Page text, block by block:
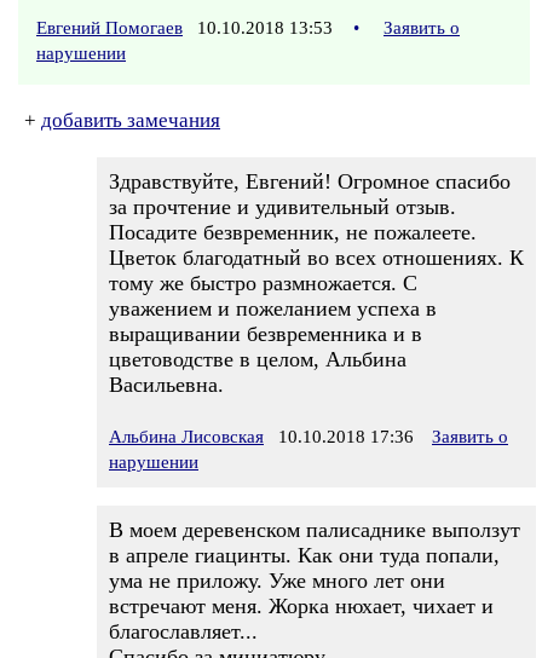
Евгений Помогаев 10.10.2018 13:53 •
Заявить о
нарушении
+ добавить замечания
Здравствуйте, Евгений! Огромное спасибо
за прочтение и удивительный отзыв.
Посадите безвременник, не пожалеете.
Цветок благодатный во всех отношениях. К
тому же быстро размножается. С
уважением и пожеланием успеха в
выращивании безвременника и в
цветоводстве в целом, Альбина
Васильевна.
Альбина Лисовская 10.10.2018 17:36
Заявить о
нарушении
В моем деревенском палисаднике выползут
в апреле гиацинты. Как они туда попали,
ума не приложу. Уже много лет они
встречают меня. Жорка нюхает, чихает и
благославляет...